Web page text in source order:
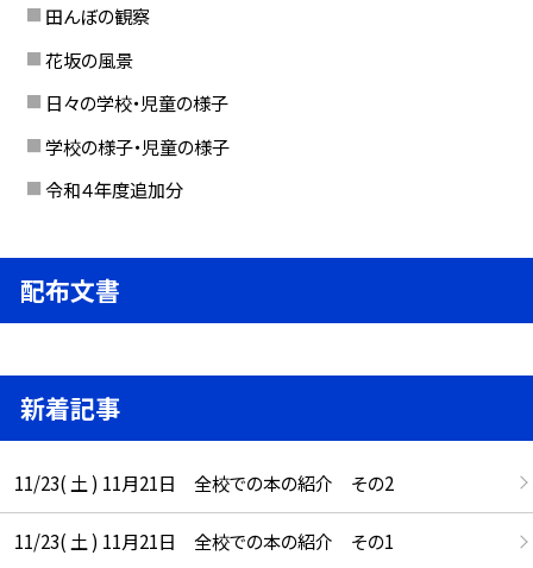
田んぼの観察
花坂の風景
日々の学校・児童の様子
学校の様子・児童の様子
令和４年度追加分
配布文書
新着記事
11/23( 土 ) 11月21日 全校での本の紹介 その2
11/23( 土 ) 11月21日 全校での本の紹介 その1